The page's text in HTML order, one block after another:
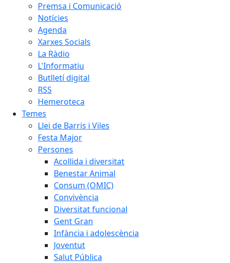
Premsa i Comunicació
Notícies
Agenda
Xarxes Socials
La Ràdio
L'Informatiu
Butlletí digital
RSS
Hemeroteca
Temes
Llei de Barris i Viles
Festa Major
Persones
Acollida i diversitat
Benestar Animal
Consum (OMIC)
Convivència
Diversitat funcional
Gent Gran
Infància i adolescència
Joventut
Salut Pública